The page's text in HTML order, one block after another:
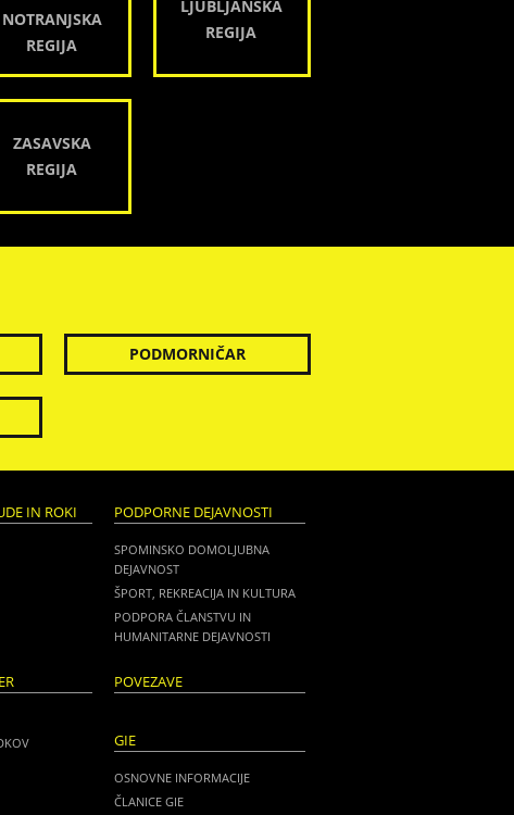
NOTRANJSKA
REGIJA
LJUBLJANSKA
REGIJA
ZASAVSKA
REGIJA
PODMORNIČAR
IN ROKI PODPORNE DEJAVNOSTI
SPOMINSKO DOMOLJUBNA
DEJAVNOST
ŠPORT, REKREACIJA IN KULTURA
PODPORA ČLANSTVU IN
HUMANITARNE DEJAVNOSTI
POVEZAVE
GIE
OSNOVNE INFORMACIJE
ČLANICE GIE